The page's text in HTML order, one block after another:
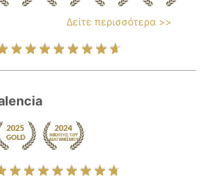
Δείτε περισσότερα >>